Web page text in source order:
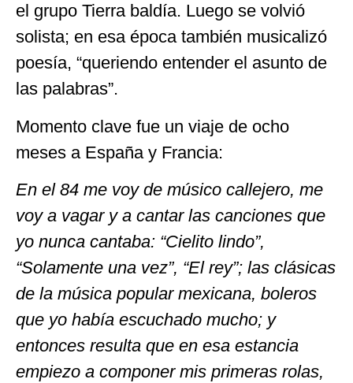
el grupo Tierra baldía. Luego se volvió
solista; en esa época también musicalizó
poesía, “queriendo entender el asunto de
las palabras”.
Momento clave fue un viaje de ocho
meses a España y Francia:
En el 84 me voy de músico callejero, me
voy a vagar y a cantar las canciones que
yo nunca cantaba: “Cielito lindo”,
“Solamente una vez”, “El rey”; las clásicas
de la música popular mexicana, boleros
que yo había escuchado mucho; y
entonces resulta que en esa estancia
empiezo a componer mis primeras rolas,